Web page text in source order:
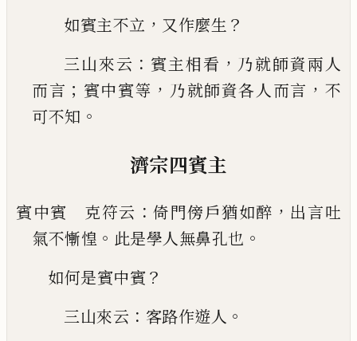
如賓主不立 ， 又作麼生 ？
三山來云 ： 賓主相看 ， 乃就師資兩人
而言 ； 賓中賓等 ， 乃就師資各人而言 ， 不
可不知 。
濟宗四賓主
賓中賓 克符云 ：倚門傍戶猶如醉 ， 出言吐
氣不慚惶 。 此是學人無鼻孔也 。
如何是賓中賓？
三山來云 ： 客路作遊人 。